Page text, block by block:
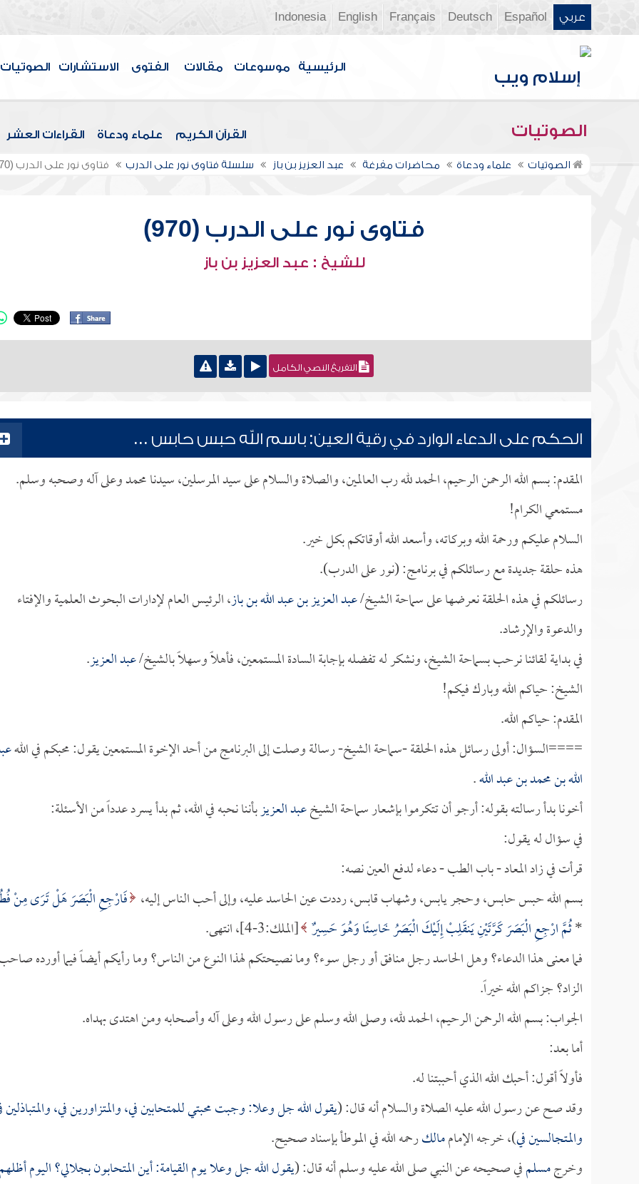
عربي Español
Deutsch
Français
English
Indonesia
الرئيسية موسوعات مقالات الفتوى الاستشارات الصوتيات
الصوتيات القرآن الكريم علماء ودعاة القراءات العشر
الصوتيات علماء ودعاة محاضرات مفرغة عبد العزيز بن باز سلسلة فتاوى نور على الدرب فتاوى نور على الدرب (970)
فتاوى نور على الدرب (970)
للشيخ : عبد العزيز بن باز
التفريغ النصي الكامل
الحكم على الدعاء الوارد في رقية العين: باسم الله حبس حابس ...
المقدم: بسم الله الرحمن الرحيم، الحمد لله رب العالمين، والصلاة والسلام على سيد المرسلين، سيدنا محمد وعلى آله وصحبه وسلم.
مستمعي الكرام!
السلام عليكم ورحمة الله وبركاته، وأسعد الله أوقاتكم بكل خير.
هذه حلقة جديدة مع رسائلكم في برنامج: (نور على الدرب).
رسائلكم في هذه الحلقة نعرضها على سماحة الشيخ/عبد العزيز بن عبد الله بن باز، الرئيس العام لإدارات البحوث العلمية والإفتاء
والدعوة والإرشاد.
في بداية لقائنا نرحب بسماحة الشيخ، ونشكر له تفضله بإجابة السادة المستمعين، فأهلاً وسهلاً بالشيخ/عبد العزيز.
الشيخ: حياكم الله وبارك فيكم!
المقدم: حياكم الله.
====السؤال: أولى رسائل هذه الحلقة -سماحة الشيخ- رسالة وصلت إلى البرنامج من أحد الإخوة المستمعين يقول: محبكم في الله
الله بن محمد بن عبد الله.
أخونا بدأ رسالته بقوله: أرجو أن تتكرموا بإشعار سماحة الشيخعبد العزيزبأننا نحبه في الله، ثم بدأ يسرد عدداً من الأسئلة:
في سؤال له يقول:
قرأت في زاد المعاد - باب الطب - دعاء لدفع العين نصه:
بسم الله حبس حابس، وحجر يابس، وشهاب قابس، رددت عين الحاسد عليه، وإلى أحب الناس إليه، فَارْجِعِ الْبَصَرَ هَلْ تَرَى مِنْ
*ثُمَّ ارْجِعِ الْبَصَرَ كَرَّتَيْنِ يَنقَلِبْ إِلَيْكَ الْبَصَرُ خَاسِئًا وَهُوَ حَسِيرٌ [الملك:3-4]، انتهى.
فما معنى هذا الدعاء؟ وهل الحاسد رجل منافق أو رجل سوء؟ وما نصيحتكم لهذا النوع من الناس؟ وما رأيكم أيضاً فيما أورده
الزاد؟ جزاكم الله خيراً.
الجواب: بسم الله الرحمن الرحيم، الحمد لله، وصلى الله وسلم على رسول الله وعلى آله وأصحابه ومن اهتدى بهداه.
أما بعد:
فأولاً أقول: أحبك الله الذي أحببتنا له.
وقد صح عن رسول الله عليه الصلاة والسلام أنه قال: (يقول الله جل وعلا: وجبت محبتي للمتحابين في، والمتزاورين في، والمتباذلين
والمتجالسين في)، خرجه الإماممالكرحمه الله في الموطأ بإسناد صحيح.
وخرجمسلمفي صحيحه عن النبي صلى الله عليه وسلم أنه قال: (يقول الله جل وعلا يوم القيامة: أين المتحابون بجلالي؟ اليوم